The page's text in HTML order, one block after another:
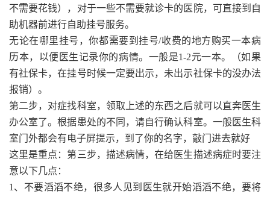
不需要花钱），对于一些不需要就诊卡的医院，可直接到自
助机器前进行自助挂号服务。
无论在哪里挂号，你都需要到挂号/收费的地方购买一本病
历本，以便医生记录你的病情。一般是1-2元一本。（如果
有社保卡，在挂号时候一定要出示，未出示社保卡的没办法
报销）。
第二步，对症找科室，领取上述的东西之后就可以直奔医生
办公室了。根据患处的不同，请自行确认科室。一般医生科
室门外都会有电子屏提示，到了你的名字，敲门进去就好
这里是重点：第三步，描述病情，在给医生描述病症时要注
意以下几点：
1、不要滔滔不绝，很多人见到医生就开始滔滔不绝，要将